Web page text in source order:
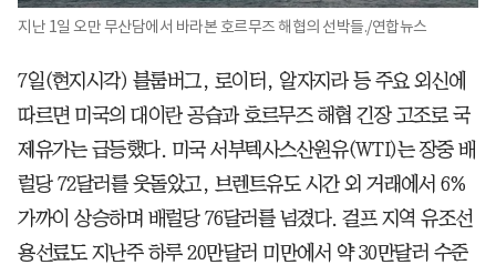
지난 1일 오만 무산담에서 바라본 호르무즈 해협의 선박들./연합뉴스
7일(현지시각) 블룸버그, 로이터, 알자지라 등 주요 외신에
따르면 미국의 대이란 공습과 호르무즈 해협 긴장 고조로 국
제유가는 급등했다. 미국 서부텍사스산원유(WTI)는 장중 배
럴당 72달러를 웃돌았고, 브렌트유도 시간 외 거래에서 6%
가까이 상승하며 배럴당 76달러를 넘겼다. 걸프 지역 유조선
용선료도 지난주 하루 20만달러 미만에서 약 30만달러 수준